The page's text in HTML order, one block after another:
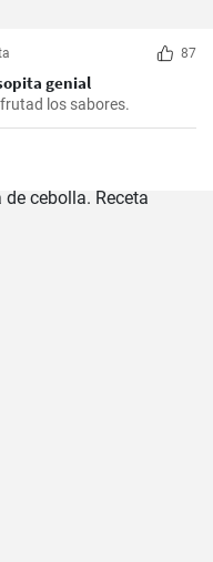
87
genial
los sabores.